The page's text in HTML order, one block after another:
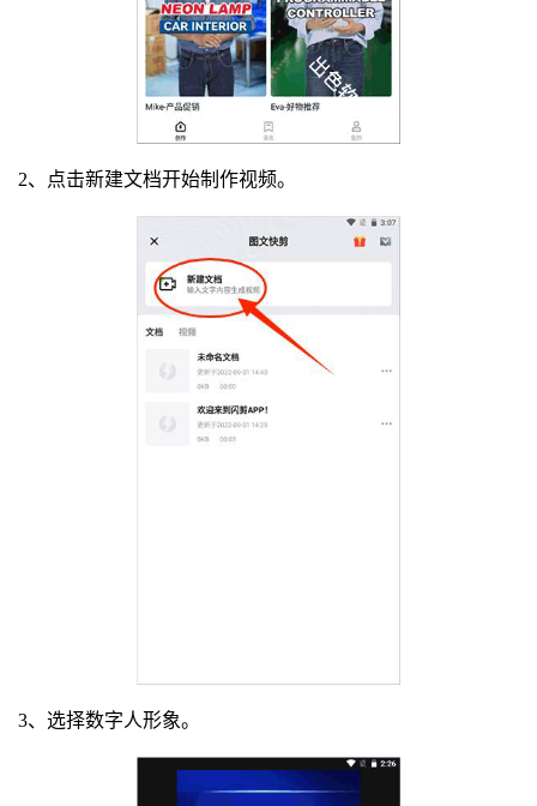
2、点击新建文档开始制作视频。
3、选择数字人形象。